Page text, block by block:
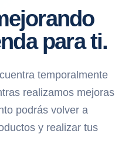
para ti.
temporalmente
realizamos mejoras
podrás volver a
y realizar tus